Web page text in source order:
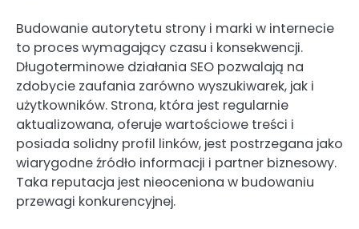
Budowanie autorytetu strony i marki w internecie
to proces wymagający czasu i konsekwencji.
Długoterminowe działania SEO pozwalają na
zdobycie zaufania zarówno wyszukiwarek, jak i
użytkowników. Strona, która jest regularnie
aktualizowana, oferuje wartościowe treści i
posiada solidny profil linków, jest postrzegana jako
wiarygodne źródło informacji i partner biznesowy.
Taka reputacja jest nieoceniona w budowaniu
przewagi konkurencyjnej.